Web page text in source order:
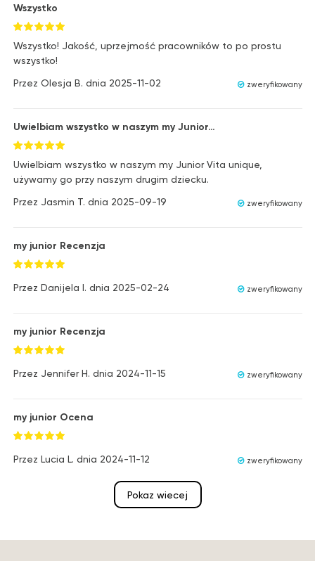
Wszystko
Wszystko! Jakość, uprzejmość pracowników to po prostu
wszystko!
Przez Olesja B. dnia 2025-11-02 zweryfikowany
Uwielbiam wszystko w naszym my Junior…
Uwielbiam wszystko w naszym my Junior Vita unique,
używamy go przy naszym drugim dziecku.
Przez Jasmin T. dnia 2025-09-19 zweryfikowany
my junior Recenzja
Przez Danijela I. dnia 2025-02-24 zweryfikowany
my junior Recenzja
Przez Jennifer H. dnia 2024-11-15 zweryfikowany
my junior Ocena
Przez Lucia L. dnia 2024-11-12 zweryfikowany
Pokaz wiecej